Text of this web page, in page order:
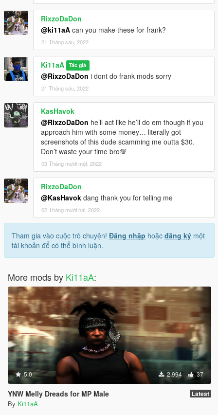
RixzoDaDon
@ki11aA can you make these for frank?
21 Tháng sáu, 2022
Ki11aA Tác giả
@RixzoDaDon i dont do frank mods sorry
21 Tháng sáu, 2022
KasHavok
@RixzoDaDon he’ll act like he’ll do em though if you
approach him with some money… literally got
screenshots of this dude scamming me outta $30.
Don’t waste your time bro💯
03 Tháng mười một, 2022
RixzoDaDon
@KasHavok dang thank you for telling me
02 Tháng mười hai, 2022
Tham gia vào cuộc trò chuyện! Đăng nhập hoặc đăng ký một
tài khoản để có thể bình luận.
More mods by Ki11aA:
5.0 2.994 37
YNW Melly Dreads for MP Male Latest
By Ki11aA